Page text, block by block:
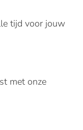
tijd voor jouw
met onze